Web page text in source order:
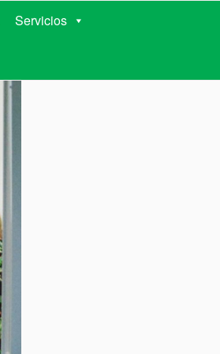
Servicios